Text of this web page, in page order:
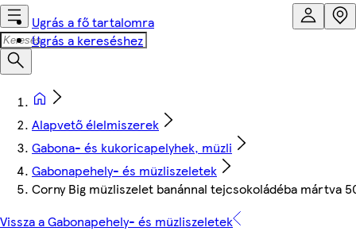
Ugrás a fő tartalomra
Ugrás a kereséshez
Alapvető élelmiszerek
Gabona- és kukoricapelyhek, müzli
Gabonapehely- és müzliszeletek
Corny Big müzliszelet banánnal tejcsokoládéba mártva
Vissza a Gabonapehely- és müzliszeletek